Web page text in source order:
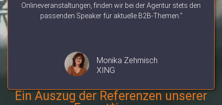
Onlineveranstaltungen, finden wir bei der Agentur stets den
passenden Speaker für aktuelle B2B-Themen.“
Monika Zehmisch
XING
Ein Auszug der Referenzen unserer